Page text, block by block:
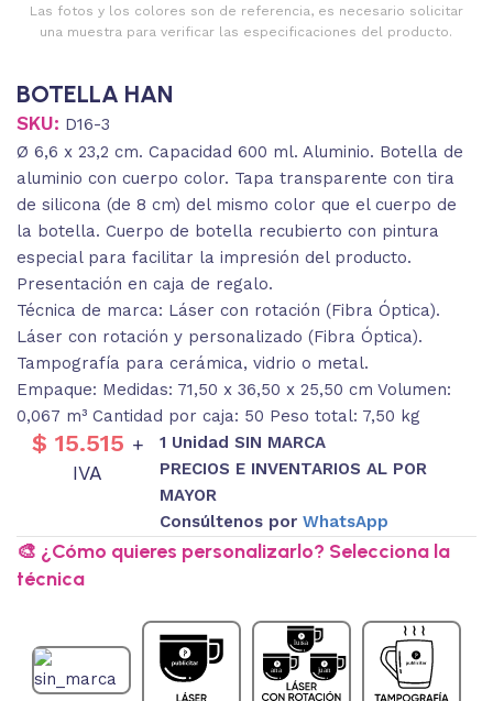
Las fotos y los colores son de referencia, es necesario solicitar
una muestra para verificar las especificaciones del producto.
BOTELLA HAN
SKU: D16-3
Ø 6,6 x 23,2 cm. Capacidad 600 ml. Aluminio. Botella de
aluminio con cuerpo color. Tapa transparente con tira
de silicona (de 8 cm) del mismo color que el cuerpo de
la botella. Cuerpo de botella recubierto con pintura
especial para facilitar la impresión del producto.
Presentación en caja de regalo.
Técnica de marca: Láser con rotación (Fibra Óptica).
Láser con rotación y personalizado (Fibra Óptica).
Tampografía para cerámica, vidrio o metal.
Empaque: Medidas: 71,50 x 36,50 x 25,50 cm Volumen:
0,067 m³ Cantidad por caja: 50 Peso total: 7,50 kg
$ 15.515 +
IVA
1 Unidad SIN MARCA
PRECIOS E INVENTARIOS AL POR
MAYOR
Consúltenos por WhatsApp
🎨 ¿Cómo quieres personalizarlo? Selecciona la
técnica